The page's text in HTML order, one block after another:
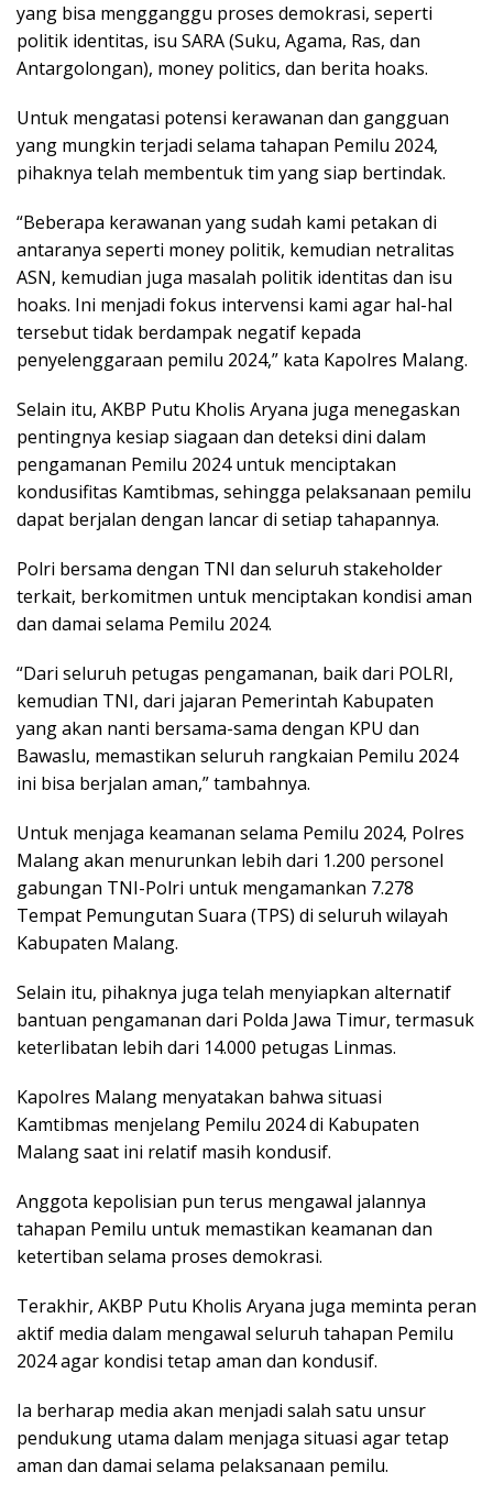
yang bisa mengganggu proses demokrasi, seperti
politik identitas, isu SARA (Suku, Agama, Ras, dan
Antargolongan), money politics, dan berita hoaks.
Untuk mengatasi potensi kerawanan dan gangguan
yang mungkin terjadi selama tahapan Pemilu 2024,
pihaknya telah membentuk tim yang siap bertindak.
“Beberapa kerawanan yang sudah kami petakan di
antaranya seperti money politik, kemudian netralitas
ASN, kemudian juga masalah politik identitas dan isu
hoaks. Ini menjadi fokus intervensi kami agar hal-hal
tersebut tidak berdampak negatif kepada
penyelenggaraan pemilu 2024,” kata Kapolres Malang.
Selain itu, AKBP Putu Kholis Aryana juga menegaskan
pentingnya kesiap siagaan dan deteksi dini dalam
pengamanan Pemilu 2024 untuk menciptakan
kondusifitas Kamtibmas, sehingga pelaksanaan pemilu
dapat berjalan dengan lancar di setiap tahapannya.
Polri bersama dengan TNI dan seluruh stakeholder
terkait, berkomitmen untuk menciptakan kondisi aman
dan damai selama Pemilu 2024.
“Dari seluruh petugas pengamanan, baik dari POLRI,
kemudian TNI, dari jajaran Pemerintah Kabupaten
yang akan nanti bersama-sama dengan KPU dan
Bawaslu, memastikan seluruh rangkaian Pemilu 2024
ini bisa berjalan aman,” tambahnya.
Untuk menjaga keamanan selama Pemilu 2024, Polres
Malang akan menurunkan lebih dari 1.200 personel
gabungan TNI-Polri untuk mengamankan 7.278
Tempat Pemungutan Suara (TPS) di seluruh wilayah
Kabupaten Malang.
Selain itu, pihaknya juga telah menyiapkan alternatif
bantuan pengamanan dari Polda Jawa Timur, termasuk
keterlibatan lebih dari 14.000 petugas Linmas.
Kapolres Malang menyatakan bahwa situasi
Kamtibmas menjelang Pemilu 2024 di Kabupaten
Malang saat ini relatif masih kondusif.
Anggota kepolisian pun terus mengawal jalannya
tahapan Pemilu untuk memastikan keamanan dan
ketertiban selama proses demokrasi.
Terakhir, AKBP Putu Kholis Aryana juga meminta peran
aktif media dalam mengawal seluruh tahapan Pemilu
2024 agar kondisi tetap aman dan kondusif.
Ia berharap media akan menjadi salah satu unsur
pendukung utama dalam menjaga situasi agar tetap
aman dan damai selama pelaksanaan pemilu.